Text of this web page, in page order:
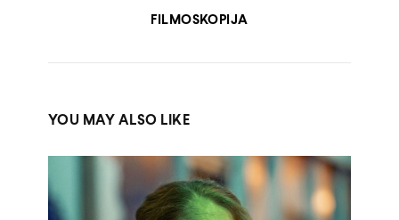
FILMOSKOPIJA
YOU MAY ALSO LIKE